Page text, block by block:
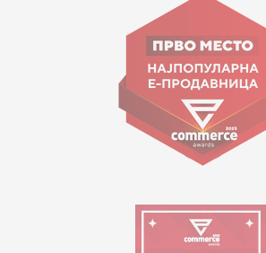
Goce Nikolovski 74 Shkup
contact@mytime.mk
Orari i punës:
09:00 - 17:00